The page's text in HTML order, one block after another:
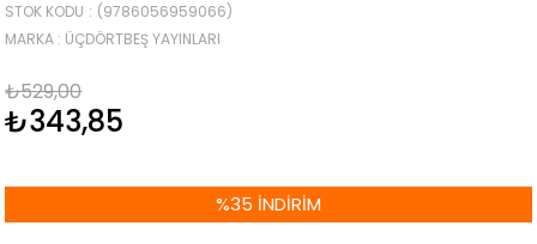
STOK KODU
(9786056959066)
MARKA : ÜÇDÖRTBEŞ YAYINLARI
₺529,00
₺343,85
%35 İNDIRIM